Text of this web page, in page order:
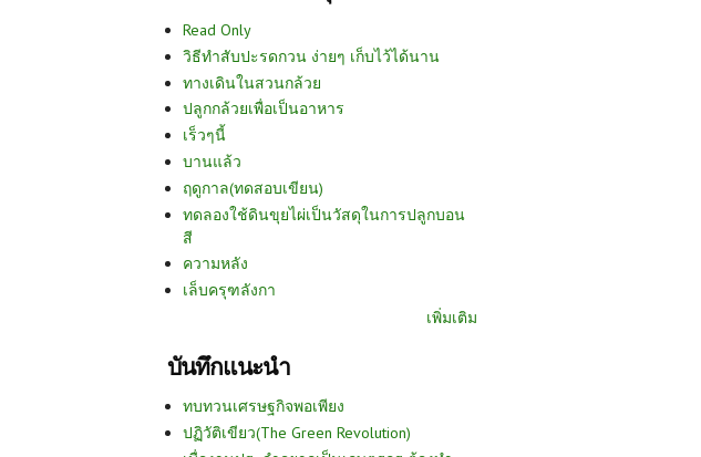
Read Only
วิธีทำสับปะรดกวน ง่ายๆ เก็บไว้ได้นาน
ทางเดินในสวนกล้วย
ปลูกกล้วยเพื่อเป็นอาหาร
เร็วๆนี้
บานแล้ว
ฤดูกาล(ทดสอบเขียน)
ทดลองใช้ดินขุยไผ่เป็นวัสดุในการปลูกบอน
สี
ความหลัง
เล็บครุฑลังกา
เพิ่มเติม
บันทึกแนะนำ
ทบทวนเศรษฐกิจพอเพียง
ปฏิวัติเขียว(The Green Revolution)